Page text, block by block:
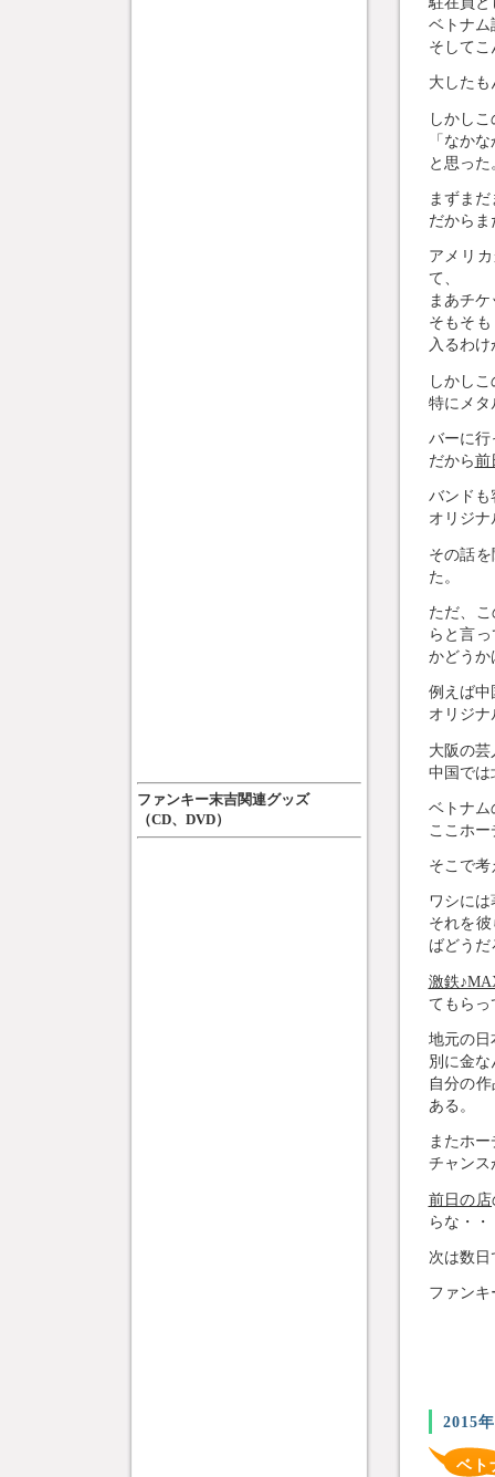
ファンキー末吉関連グッズ
（CD、DVD）
ベトナム
そして
大した
しかし
「なか
と思った
まずま
だから
アメリ
て、
まあチ
そもそ
入るわ
しかし
特にメタ
バーに行
だから前
バンドも
オリジ
その話
た。
ただ、
らと言
かどうか
例えば中
オリジ
大阪の
中国では
ベトナム
ここホ
そこで考
ワシに
それを
ばどうだ
激鉄
てもらっ
地元の日
別に金
自分の
ある。
またホ
チャンス
前日の店
らな・・
次は数
ファン
2015
ベト